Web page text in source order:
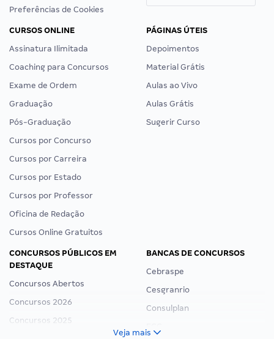
Preferências de Cookies
CURSOS ONLINE
Assinatura Ilimitada
Coaching para Concursos
Exame de Ordem
Graduação
Pós-Graduação
Cursos por Concurso
Cursos por Carreira
Cursos por Estado
Cursos por Professor
Oficina de Redação
Cursos Online Gratuitos
PÁGINAS ÚTEIS
Depoimentos
Material Grátis
Aulas ao Vivo
Aulas Grátis
Sugerir Curso
CONCURSOS PÚBLICOS EM
DESTAQUE
Concursos Abertos
Concursos 2026
Concursos 2025
BANCAS DE CONCURSOS
Cebraspe
Cesgranrio
Consulplan
Veja mais